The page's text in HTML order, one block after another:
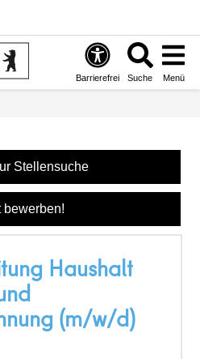
Barrierefrei Suche Menü
Stellensuche
bewerben!
Haushalt
(m/w/d)